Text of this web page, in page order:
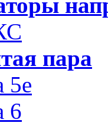
пара
5e
6